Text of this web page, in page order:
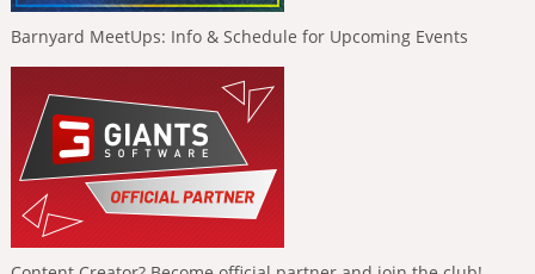
Barnyard MeetUps: Info & Schedule for Upcoming Events